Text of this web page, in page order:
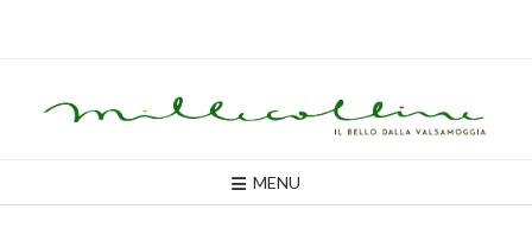
MENU